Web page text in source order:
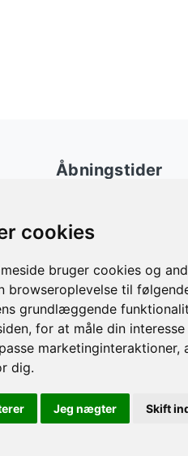
cookies
bruger cookies og
browseroplevelse til
grundlæggende
, for at måle din
marketinginteraktioner,
dig.
Jeg nægter Skift
Åbningstider
Tirsdag
Torsdag 08:30 - 17:00
Fredag 08:30 - 16:00
Lørdag
09:00 - 14:00
(kun lørdags